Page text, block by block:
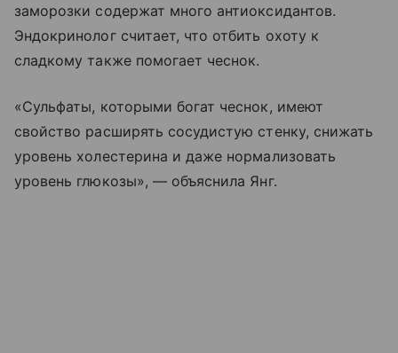
заморозки содержат много антиоксидантов.
Эндокринолог считает, что отбить охоту к
сладкому также помогает чеснок.
«Сульфаты, которыми богат чеснок, имеют
свойство расширять сосудистую стенку, снижать
уровень холестерина и даже нормализовать
уровень глюкозы», — объяснила Янг.